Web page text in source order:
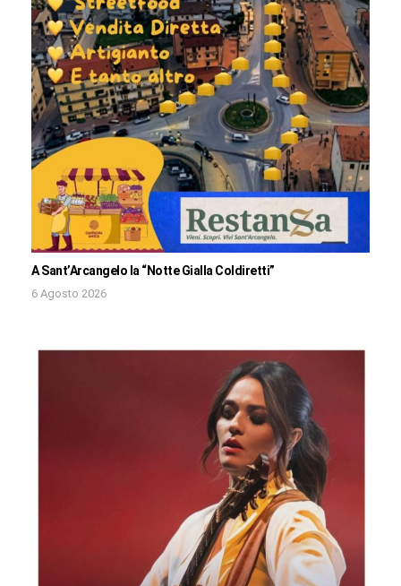
A Sant’Arcangelo la “Notte Gialla Coldiretti”
6 Agosto 2026